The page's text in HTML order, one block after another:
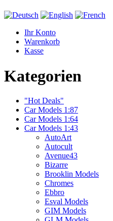
Ihr Konto
Warenkorb
Kasse
Kategorien
"Hot Deals"
Car Models 1:87
Car Models 1:64
Car Models 1:43
AutoArt
Autocult
Avenue43
Bizarre
Brooklin Models
Chromes
Ebbro
Esval Models
GIM Models